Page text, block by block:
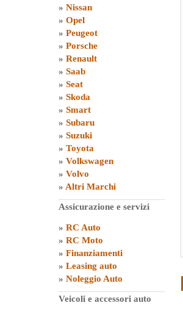
» Nissan
» Opel
» Peugeot
» Porsche
» Renault
» Saab
» Seat
» Skoda
» Smart
» Subaru
» Suzuki
» Toyota
» Volkswagen
» Volvo
» Altri Marchi
Assicurazione e servizi
» RC Auto
» RC Moto
» Finanziamenti
» Leasing auto
» Noleggio Auto
Veicoli e accessori auto